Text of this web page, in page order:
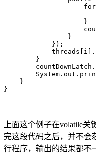
                    }
                }
            });
        }
    }
}
上面这个例子在volatile
完这段代码之后，并不会
行程序，输出的结果都不